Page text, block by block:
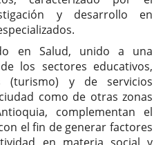
y desarrollo en
en Salud, unido a una
los sectores educativos,
(turismo) y de servicios
como de otras zonas
complementan el
el fin de generar factores